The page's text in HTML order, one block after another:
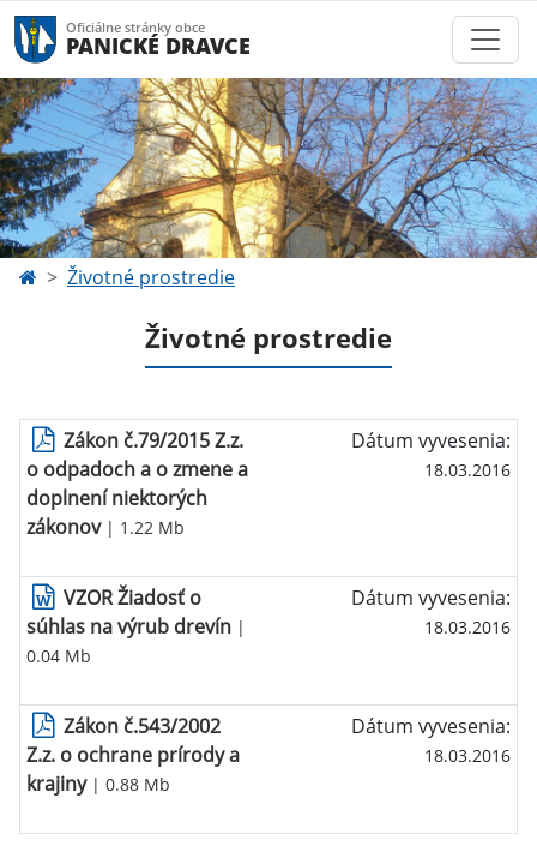
Oficiálne stránky obce
PANICKÉ DRAVCE
Životné prostredie
Životné prostredie
Zákon č.79/2015 Z.z.
o odpadoch a o zmene a
doplnení niektorých
zákonov| 1.22 Mb
Dátum vyvesenia:
18.03.2016
VZOR Žiadosť o
súhlas na výrub drevín |
0.04 Mb
Dátum vyvesenia:
18.03.2016
Zákon č.543/2002
Z.z. o ochrane prírody a
krajiny| 0.88 Mb
Dátum vyvesenia:
18.03.2016